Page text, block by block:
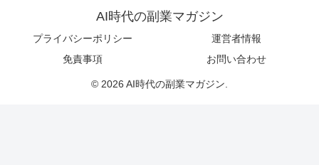
AI時代の副業マガジン
プライバシーポリシー
運営者情報
免責事項
お問い合わせ
© 2026 AI時代の副業マガジン.